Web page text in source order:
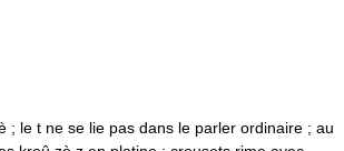
; le t ne se lie pas dans le parler ordinaire ; au